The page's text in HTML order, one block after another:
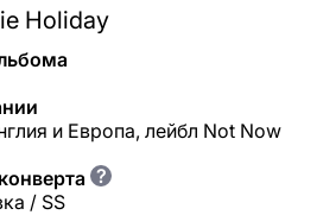
Holiday
и Европа, лейбл Not Now
?
/ SS